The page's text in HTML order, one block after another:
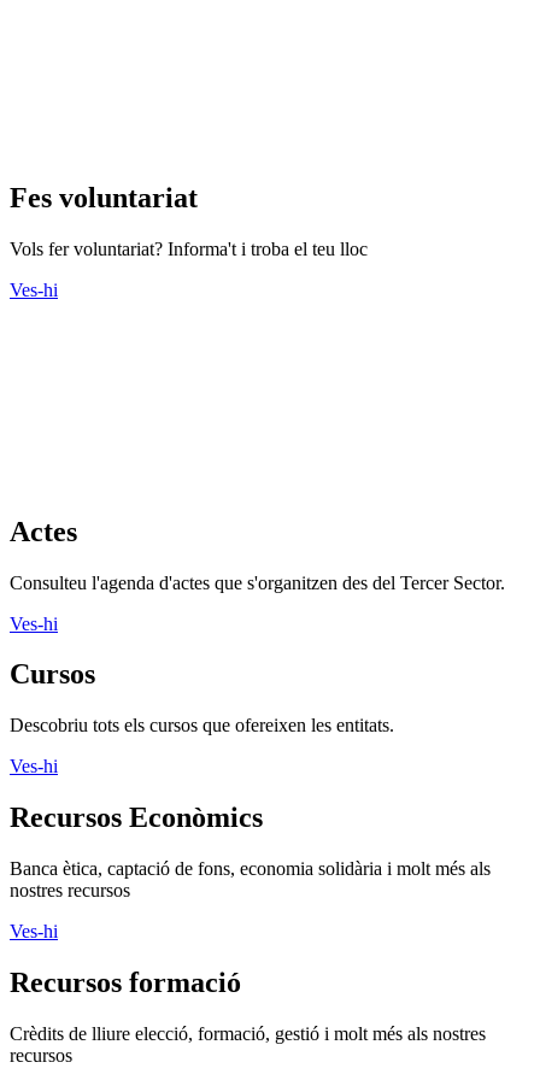
Fes voluntariat
Vols fer voluntariat? Informa't i troba el teu lloc
Ves-hi
Actes
Consulteu l'agenda d'actes que s'organitzen des del Tercer Sector.
Ves-hi
Cursos
Descobriu tots els cursos que ofereixen les entitats.
Ves-hi
Recursos Econòmics
Banca ètica, captació de fons, economia solidària i molt més als
nostres recursos
Ves-hi
Recursos formació
Crèdits de lliure elecció, formació, gestió i molt més als nostres
recursos